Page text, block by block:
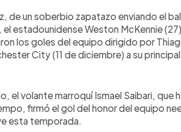
de un soberbio zapatazo enviando el
el estadounidense Weston McKennie
los goles del equipo dirigido por
City (11 de diciembre) a su
el volante marroquí Ismael Saibari, que
firmó el gol del honor del equipo
esta temporada.